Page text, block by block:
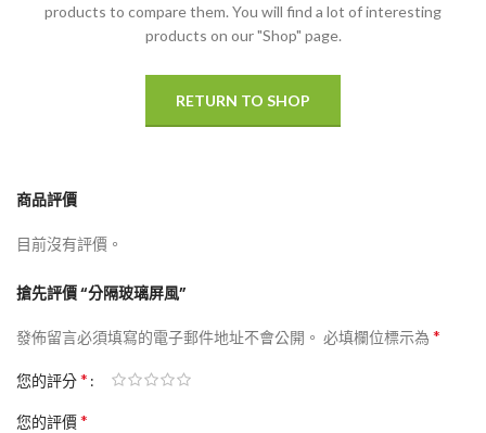
products to compare them. You will find a lot of interesting
products on our "Shop" page.
RETURN TO SHOP
商品評價
目前沒有評價。
搶先評價 “分隔玻璃屏風”
發佈留言必須填寫的電子郵件地址不會公開。 必填欄位標示為 *
您的評分*
您的評價*